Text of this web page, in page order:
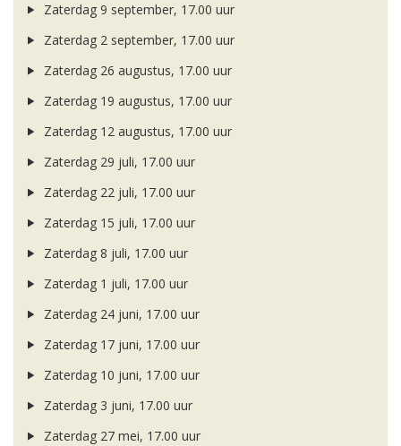
Zaterdag 9 september, 17.00 uur
Zaterdag 2 september, 17.00 uur
Zaterdag 26 augustus, 17.00 uur
Zaterdag 19 augustus, 17.00 uur
Zaterdag 12 augustus, 17.00 uur
Zaterdag 29 juli, 17.00 uur
Zaterdag 22 juli, 17.00 uur
Zaterdag 15 juli, 17.00 uur
Zaterdag 8 juli, 17.00 uur
Zaterdag 1 juli, 17.00 uur
Zaterdag 24 juni, 17.00 uur
Zaterdag 17 juni, 17.00 uur
Zaterdag 10 juni, 17.00 uur
Zaterdag 3 juni, 17.00 uur
Zaterdag 27 mei, 17.00 uur